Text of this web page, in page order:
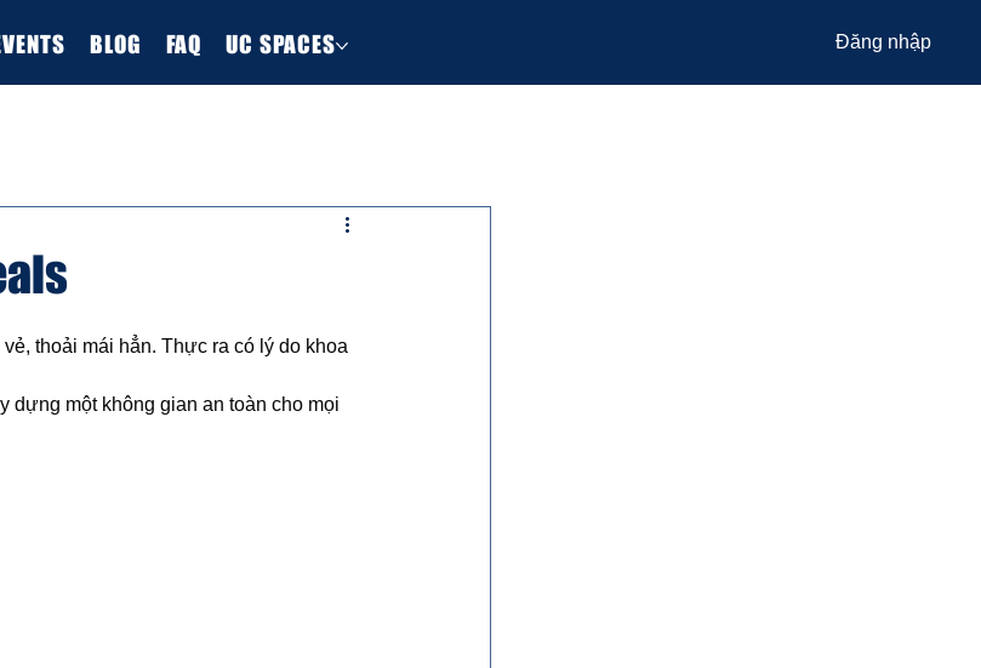
BLOG FAQ UC SPACES Đăng nhập
thoải mái hẳn. Thực ra có lý do khoa
một không gian an toàn cho mọi